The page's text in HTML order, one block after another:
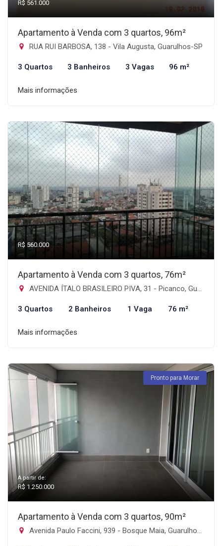
R$ 561.000
Apartamento à Venda com 3 quartos, 96m²
RUA RUI BARBOSA, 138 - Vila Augusta, Guarulhos-SP
3 Quartos 3 Banheiros 3 Vagas 96 m²
Mais informações
R$ 560.000
Apartamento à Venda com 3 quartos, 76m²
AVENIDA ÍTALO BRASILEIRO PIVA, 31 - Picanco, Guarulhos-SP
3 Quartos 2 Banheiros 1 Vaga 76 m²
Mais informações
Pronto para Morar
A partir de:
R$ 1.250.000
Apartamento à Venda com 3 quartos, 90m²
Avenida Paulo Faccini, 939 - Bosque Maia, Guarulhos-SP